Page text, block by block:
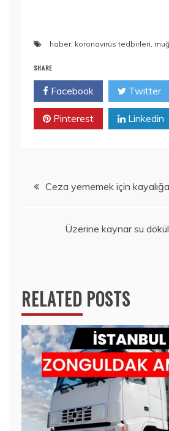
haber, koronavirüs tedbirleri,
SHARE
Facebook Twitter
Pinterest Linkedin
YazıCeza yememek için kayalığa
Üzerine kaynar su
RELATED POSTS